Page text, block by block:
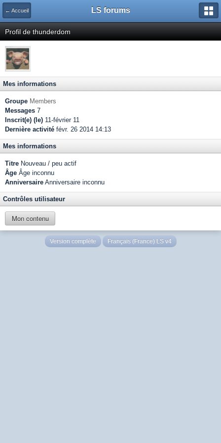
← Accueil LS forums
Profil de thunderdom
Mes informations
Groupe Members
Messages 7
Inscrit(e) (le) 11-février 11
Dernière activité févr. 26 2014 14:13
Mes informations
Titre Nouveau / peu actif
Âge Âge inconnu
Anniversaire Anniversaire inconnu
Contrôles utilisateur
Mon contenu
Version complète Français (France) LS v4